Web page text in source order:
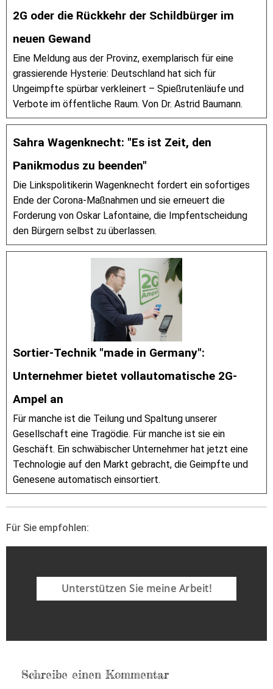
2G oder die Rückkehr der Schildbürger im
neuen Gewand
Eine Meldung aus der Provinz, exemplarisch für eine
grassierende Hysterie: Deutschland hat sich für
Ungeimpfte spürbar verkleinert – Spießrutenläufe und
Verbote im öffentliche Raum. Von Dr. Astrid Baumann.
Sahra Wagenknecht: "Es ist Zeit, den
Panikmodus zu beenden"
Die Linkspolitikerin Wagenknecht fordert ein sofortiges
Ende der Corona-Maßnahmen und sie erneuert die
Forderung von Oskar Lafontaine, die Impfentscheidung
den Bürgern selbst zu überlassen.
Sortier-Technik "made in Germany":
Unternehmer bietet vollautomatische 2G-
Ampel an
Für manche ist die Teilung und Spaltung unserer
Gesellschaft eine Tragödie. Für manche ist sie ein
Geschäft. Ein schwäbischer Unternehmer hat jetzt eine
Technologie auf den Markt gebracht, die Geimpfte und
Genesene automatisch einsortiert.
Für Sie empfohlen:
Unterstützen Sie meine Arbeit!
Schreibe einen Kommentar